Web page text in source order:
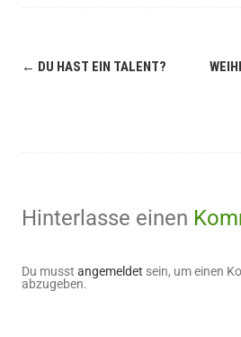
← DU HAST EIN TALENT?
Hinterlasse einen
Du musst angemeldet sein, um einen
abzugeben.